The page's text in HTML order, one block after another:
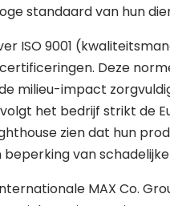
standaard van hun
ISO 9001
Deze
milieu-impact
het bedrijf strikt de
zien dat hun
beperking van
MAX Co.